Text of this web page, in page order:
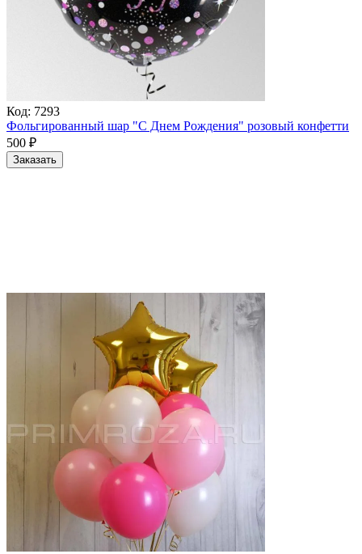
Код: 7293
Фольгированный шар "С Днем Рождения" розовый конфетти
500 ₽
Заказать